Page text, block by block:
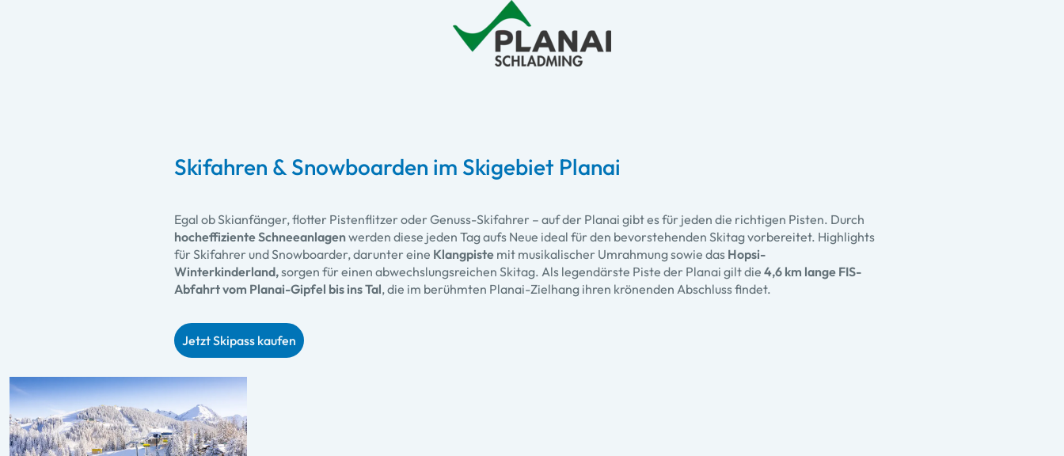
Skifahren & Snowboarden im Skigebiet Planai
Egal ob Skianfänger, flotter Pistenflitzer oder Genuss-Skifahrer – auf der Planai gibt es für jeden die richtigen Pisten. Durch
hocheffiziente Schneeanlagenwerden diese jeden Tag aufs Neue ideal für den bevorstehenden Skitag vorbereitet. Highlights
für Skifahrer und Snowboarder, darunter eine Klangpiste mit musikalischer Umrahmung sowie das Hopsi-
Winterkinderland,sorgen für einen abwechslungsreichen Skitag. Als legendärste Piste der Planai gilt die 4,6 km lange FIS-
Abfahrt vom Planai-Gipfel bis ins Tal, die im berühmten Planai-Zielhang ihren krönenden Abschluss findet.
Jetzt Skipass kaufen